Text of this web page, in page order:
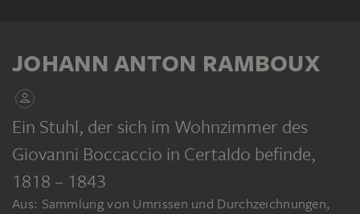
JOHANN ANTON RAMBOUX
JOHANN ANTON RAMBOUX
Ein Stuhl, der sich im Wohnzimmer des
Giovanni Boccaccio in Certaldo befinde,
1818 – 1843
Aus: Sammlung von Umrissen und Durchzeichnungen,